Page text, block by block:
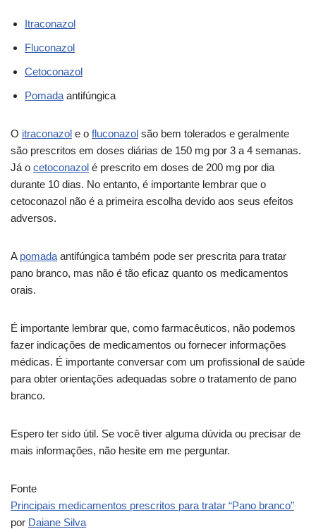
Itraconazol
Fluconazol
Cetoconazol
Pomada antifúngica
O itraconazol e o fluconazol são bem tolerados e geralmente
são prescritos em doses diárias de 150 mg por 3 a 4 semanas.
Já o cetoconazol é prescrito em doses de 200 mg por dia
durante 10 dias. No entanto, é importante lembrar que o
cetoconazol não é a primeira escolha devido aos seus efeitos
adversos.
A pomada antifúngica também pode ser prescrita para tratar
pano branco, mas não é tão eficaz quanto os medicamentos
orais.
É importante lembrar que, como farmacêuticos, não podemos
fazer indicações de medicamentos ou fornecer informações
médicas. É importante conversar com um profissional de saúde
para obter orientações adequadas sobre o tratamento de pano
branco.
Espero ter sido útil. Se você tiver alguma dúvida ou precisar de
mais informações, não hesite em me perguntar.
Fonte
Principais medicamentos prescritos para tratar “Pano branco”
por Daiane Silva